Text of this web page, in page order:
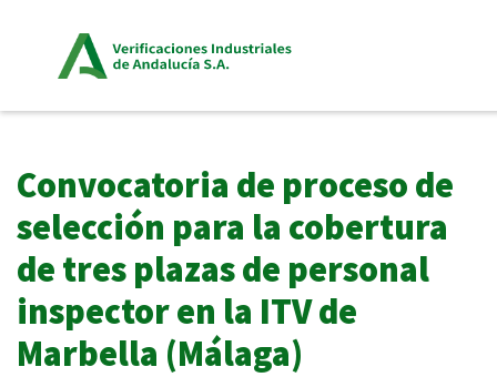
Convocatoria de proceso de
selección para la cobertura
de tres plazas de personal
inspector en la ITV de
Marbella (Málaga)